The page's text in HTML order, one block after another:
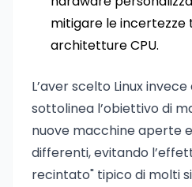
mitigare le incertezze
architetture CPU.
L’aver scelto Linux
sottolinea l’obiettivo di
nuove macchine aperte
differenti, evitando
recintato" tipico di molti